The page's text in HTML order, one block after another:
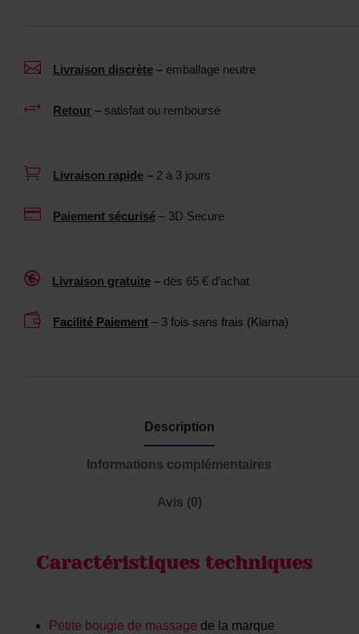
u
r
0
M
t
 Livraison discrète – emballage neutre
+ Retour – satisfait ou remboursé
 Livraison rapide – 2 à 3 jours
 Paiement sécurisé – 3D Secure
 Livraison gratuite – dès 65 € d’achat
 Facilité Paiement – 3 fois sans frais (Klarna)
Description
Informations complémentaires
Avis (0)
Caractéristiques techniques
Petite bougie de massage de la marque